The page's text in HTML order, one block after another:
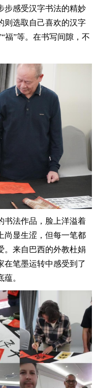
步感受汉字书法的精妙
则选取自己喜欢的汉字
福”等。在书写间隙，不
书法作品，脸上洋溢着
尚显生涩，但每一笔都
。来自巴西的外教杜娟
在笔墨运转中感受到了
。